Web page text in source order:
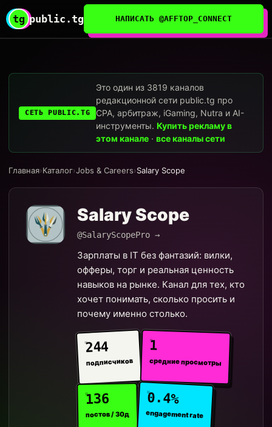
tg public.tg НАПИСАТЬ @AFFTOP_CONNECT
СЕТЬ PUBLIC.TG
Это один из 3819 каналов
редакционной сети public.tg про
CPA, арбитраж, iGaming, Nutra и AI-
инструменты.Купить рекламу в
этом канале ·все каналы сети
Главная›Каталог›Jobs & Careers›Salary Scope
Salary Scope
@SalaryScopePro →
Зарплаты в IT без фантазий: вилки,
офферы, торг и реальная ценность
навыков на рынке. Канал для тех, кто
хочет понимать, сколько просить и
почему именно столько.
244
подписчиков
1
средние просмотры
136
постов / 30д
0.4%
engagement rate